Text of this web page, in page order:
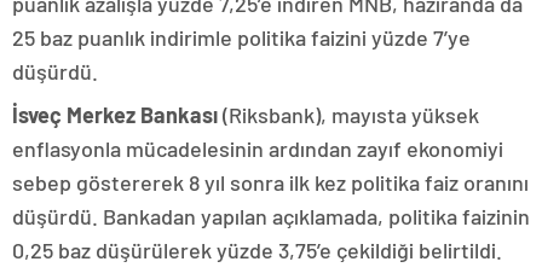
25 baz puanlık indirimle politika faizini yüzde 7’ye
düşürdü.
İsveç Merkez Bankası(Riksbank), mayısta yüksek
enflasyonla mücadelesinin ardından zayıf ekonomiyi
sebep göstererek 8 yıl sonra ilk kez politika faiz oranını
düşürdü. Bankadan yapılan açıklamada, politika faizinin
0,25 baz düşürülerek yüzde 3,75’e çekildiği belirtildi.